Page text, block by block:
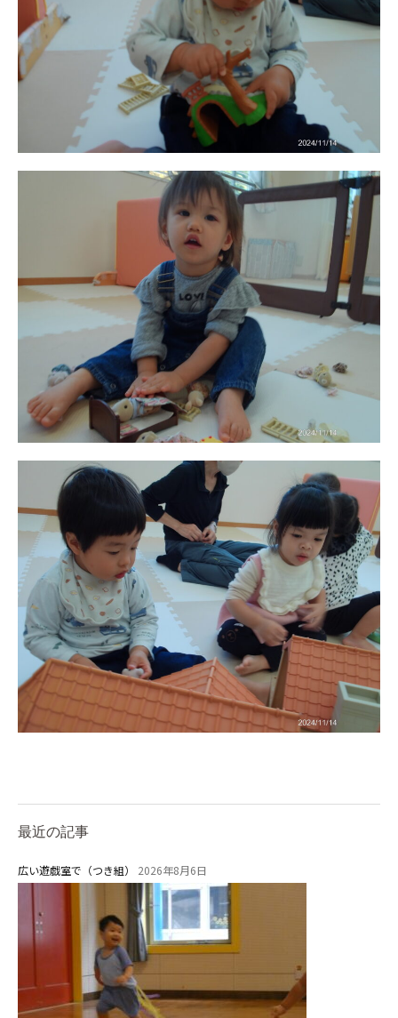
最近の記事
広い遊戯室で（つき組） 2026年8月6日
お知らせ
今日の幼稚園
園児募集要項